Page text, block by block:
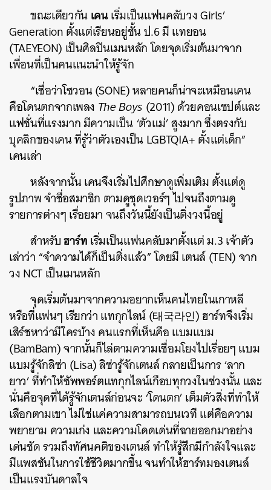
ขณะเดียวกันเคนเริ่มเป็นแฟนคลับวง Girls’
Generation ตั้งแต่เรียนอยู่ชั้น ป.6 มี แทยอน
(TAEYEON) เป็นศิลปินเมนหลัก โดยจุดเริ่มต้นมาจาก
เพื่อนที่เป็นคนแนะนำให้รู้จัก
“เชื่อว่าโซวอน (SONE) หลายคนก็น่าจะเหมือนเคน
คือโดนตกจากเพลง The Boys (2011) ด้วยคอนเซปต์และ
แฟชั่นที่แรงมาก มีความเป็น ‘ตัวแม่’ สูงมาก ซึ่งตรงกับ
บุคลิกของเคน ที่รู้ว่าตัวเองเป็น LGBTQIA+ ตั้งแต่เด็ก”
เคนเล่า
หลังจากนั้น เคนจึงเริ่มไปศึกษาดูเพิ่มเติม ตั้งแต่ดู
รูปภาพ จำชื่อสมาชิก ตามดูชุดเวอร์ๆ ไปจนถึงตามดู
รายการต่างๆ เรื่อยมา จนถึงวันนี้ยังเป็นติ่งวงนี้อยู่
สำหรับฮาร์ทเริ่มเป็นแฟนคลับมาตั้งแต่ ม.3 เจ้าตัว
เล่าว่า “จำความได้ก็เป็นติ่งแล้ว” โดยมี เตนล์ (TEN) จาก
วง NCT เป็นเมนหลัก
จุดเริ่มต้นมาจากความอยากเห็นคนไทยในเกาหลี
หรือที่แฟนๆ เรียกว่า แทกุกไลน์ (태국라인) ฮาร์ทจึงเริ่ม
เสิร์ชหาว่ามีใครบ้าง คนแรกที่เห็นคือ แบมแบม
(BamBam) จากนั้นก็ไล่ตามความเชื่อมโยงไปเรื่อยๆ แบม
แบมรู้จักลิซ่า (Lisa) ลิซ่ารู้จักเตนล์ กลายเป็นการ ‘ลาก
ยาว’ ที่ทำให้ซัพพอร์ตแทกุกไลน์เกือบทุกวงในช่วงนั้น และ
นั่นคือจุดที่ได้รู้จักเตนล์ก่อนจะ ‘โดนตก’ เต็มตัวสิ่งที่ทำให้
เลือกตามเขา ไม่ใช่แค่ความสามารถบนเวที แต่คือความ
พยายาม ความเก่ง และความโดดเด่นที่ฉายออกมาอย่าง
เด่นชัด รวมถึงทัศนคติของเตนล์ ทำให้รู้สึกมีกำลังใจและ
มีแพสชันในการใช้ชีวิตมากขึ้น จนทำให้ฮาร์ทมองเตนล์
เป็นแรงบันดาลใจ